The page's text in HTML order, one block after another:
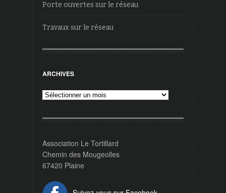
Porte ouvertes sur le réseau
Travaux sur le réseau
ARCHIVES
Archives
Association Le Tortillard
Chemin des Mougeolles
67420 Plaine